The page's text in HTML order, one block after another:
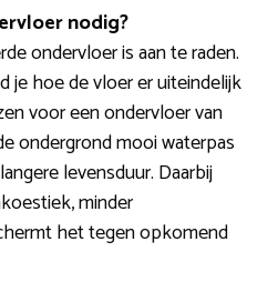
nodig?
ondervloer is aan te raden.
je hoe de vloer er uiteindelijk
voor een ondervloer van
ondergrond mooi waterpas
levensduur. Daarbij
minder
het tegen opkomend